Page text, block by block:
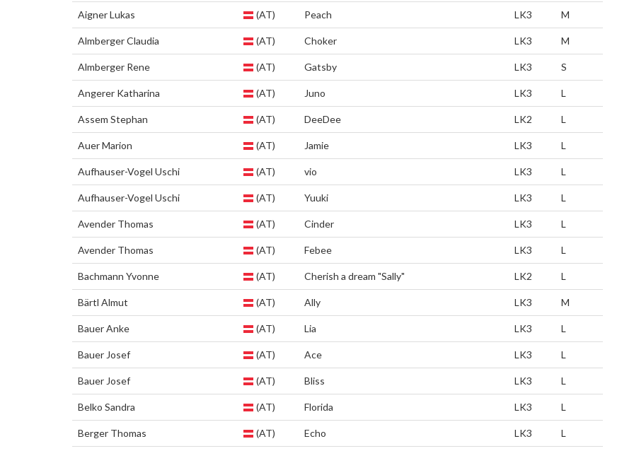
Aigner Lukas (AT) Peach LK3 M
Almberger Claudia (AT) Choker LK3 M
Almberger Rene (AT) Gatsby LK3 S
Angerer Katharina (AT) Juno LK3 L
Assem Stephan (AT) DeeDee LK2 L
Auer Marion (AT) Jamie LK3 L
Aufhauser-Vogel Uschi (AT) vio LK3 L
Aufhauser-Vogel Uschi (AT) Yuuki LK3 L
Avender Thomas (AT) Cinder LK3 L
Avender Thomas (AT) Febee LK3 L
Bachmann Yvonne (AT) Cherish a dream "Sally" LK2 L
Bärtl Almut (AT) Ally LK3 M
Bauer Anke (AT) Lia LK3 L
Bauer Josef (AT) Ace LK3 L
Bauer Josef (AT) Bliss LK3 L
Belko Sandra (AT) Florida LK3 L
Berger Thomas (AT) Echo LK3 L